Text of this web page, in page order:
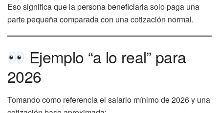
Eso significa que la persona beneficiaria solo paga una
parte pequeña comparada con una cotización normal.
Ejemplo “a lo real” para
2026
Tomando como referencia el salario mínimo de 2026 y una